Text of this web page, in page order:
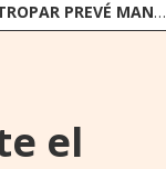
PREVÉ MANTENER SUS PRECIOS EN UN ESCENARIO DE SUBAS
el